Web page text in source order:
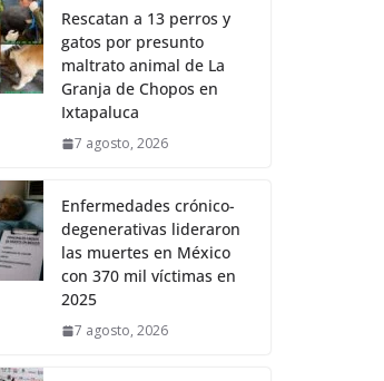
Rescatan a 13 perros y
gatos por presunto
maltrato animal de La
Granja de Chopos en
Ixtapaluca
7 agosto, 2026
Enfermedades crónico-
degenerativas lideraron
las muertes en México
con 370 mil víctimas en
2025
7 agosto, 2026